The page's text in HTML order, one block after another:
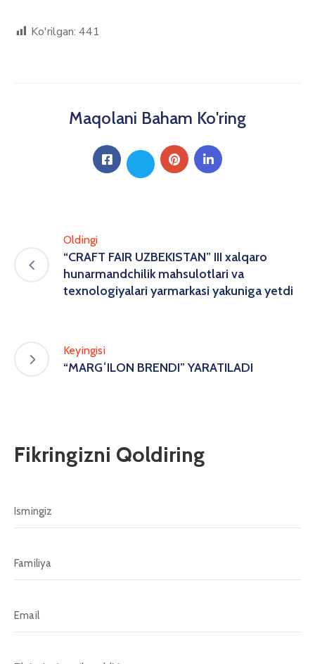
Ko'rilgan: 441
Maqolani Baham Ko'ring
Oldingi
“CRAFT FAIR UZBEKISTAN” III xalqaro
hunarmandchilik mahsulotlari va
texnologiyalari yarmarkasi yakuniga yetdi
Keyingisi
“MARGʻILON BRENDI” YARATILADI
Fikringizni Qoldiring